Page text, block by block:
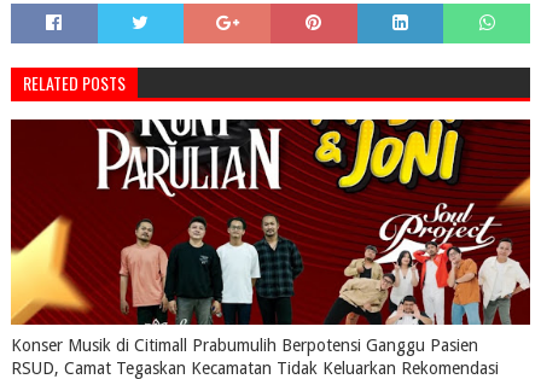
RELATED POSTS
Konser Musik di Citimall Prabumulih Berpotensi Ganggu Pasien
RSUD, Camat Tegaskan Kecamatan Tidak Keluarkan Rekomendasi